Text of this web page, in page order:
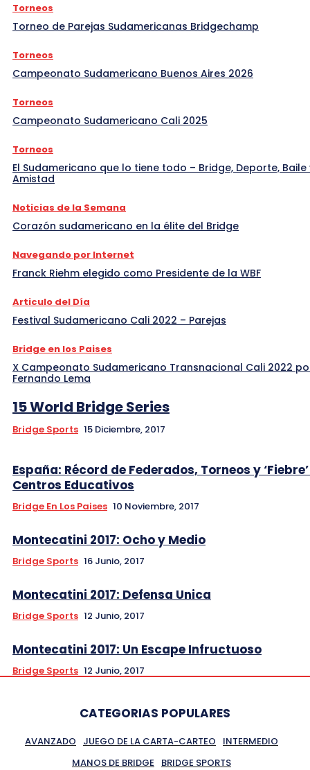
Torneos
Torneo de Parejas Sudamericanas Bridgechamp
Torneos
Campeonato Sudamericano Buenos Aires 2026
Torneos
Campeonato Sudamericano Cali 2025
Torneos
El Sudamericano que lo tiene todo – Bridge, Deporte, Baile
Amistad
Noticias de la Semana
Corazón sudamericano en la élite del Bridge
Navegando por Internet
Franck Riehm elegido como Presidente de la WBF
Articulo del Día
Festival Sudamericano Cali 2022 – Parejas
Bridge en los Paises
X Campeonato Sudamericano Transnacional Cali 2022
Fernando Lema
15 World Bridge Series
Bridge Sports 15 Diciembre, 2017
España: Récord de Federados, Torneos y
Centros Educativos
Bridge En Los Paises 10 Noviembre, 2017
Montecatini 2017: Ocho y Medio
Bridge Sports 16 Junio, 2017
Montecatini 2017: Defensa Unica
Bridge Sports 12 Junio, 2017
Montecatini 2017: Un Escape Infructuoso
Bridge Sports 12 Junio, 2017
CATEGORIAS POPULARES
AVANZADO JUEGO DE LA CARTA-CARTEO
INTERMEDIO
MANOS DE BRIDGE
BRIDGE SPORTS